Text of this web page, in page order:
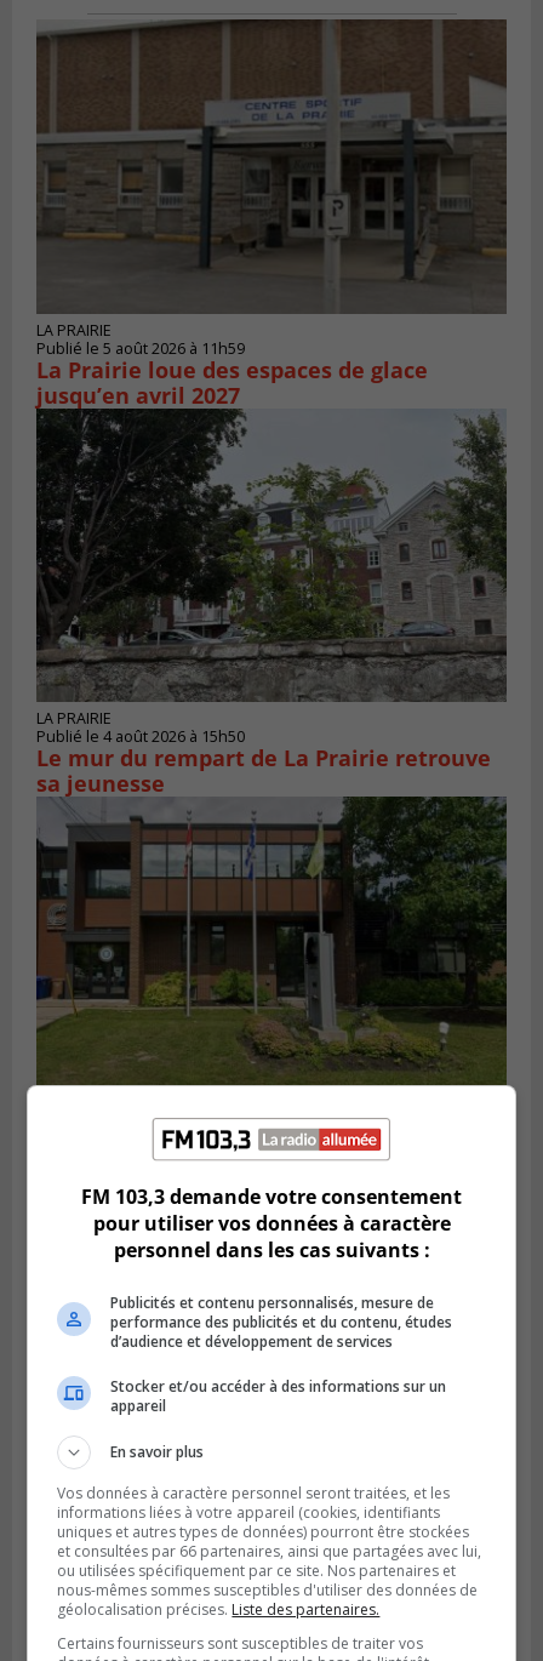
LA PRAIRIE
Publié le 5 août 2026 à 11h59
La Prairie loue des espaces de glace
jusqu’en avril 2027
LA PRAIRIE
Publié le 4 août 2026 à 15h50
Le mur du rempart de La Prairie retrouve
sa jeunesse
Publié le 4 août 2026 à 14h02
Saint-Constant signe une nouvelle
SAINT-LAMBERT
Publié le 4 août 2026 à 12h00
Une conseillère de Saint-Lambert craint le
développement de MET
FM 103,3 demande votre consentement
pour utiliser vos données à caractère
personnel dans les cas suivants :
Publicités et contenu personnalisés, mesure de
performance des publicités et du contenu, études
d’audience et développement de services
Stocker et/ou accéder à des informations sur un
appareil
En savoir plus
Vos données à caractère personnel seront traitées, et les
informations liées à votre appareil (cookies, identifiants
uniques et autres types de données) pourront être stockées
et consultées par 66 partenaires, ainsi que partagées avec lui,
ou utilisées spécifiquement par ce site. Nos partenaires et
nous-mêmes sommes susceptibles d'utiliser des données de
géolocalisation précises. Liste des partenaires.
Certains fournisseurs sont susceptibles de traiter vos